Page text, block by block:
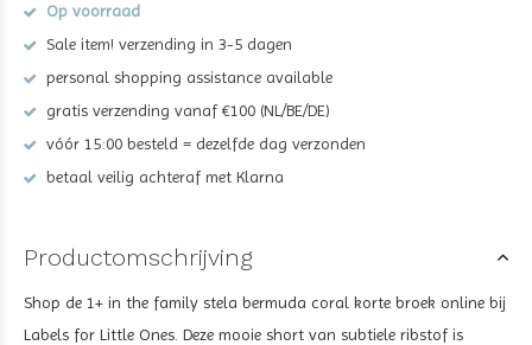
Op voorraad
Sale item! verzending in 3-5 dagen
personal shopping assistance available
gratis verzending vanaf €100 (NL/BE/DE)
vóór 15:00 besteld = dezelfde dag verzonden
betaal veilig achteraf met Klarna
Productomschrijving
Shop de 1+ in the family stela bermuda coral korte broek online bij
Labels for Little Ones. Deze mooie short van subtiele ribstof is